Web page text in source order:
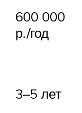
600 000
р./год
3–5 лет